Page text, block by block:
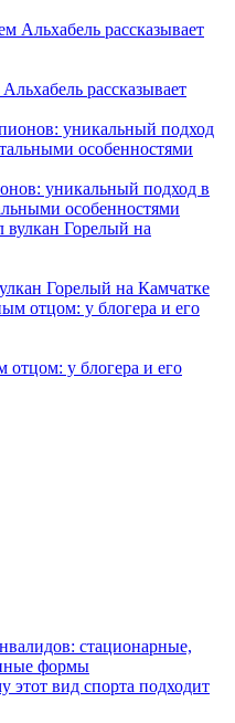
рассказывает
уникальный подход в
особенностями
Горелый на Камчатке
отцом: у блогера и его
стационарные,
формы
вид спорта подходит